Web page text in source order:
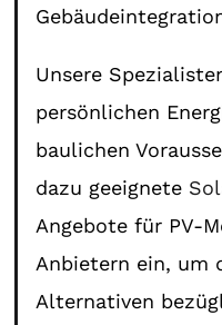
Unsere
persönlichen
baulichen
dazu geeignete
Angebote für PV-
Anbietern ein, um
Alternativen